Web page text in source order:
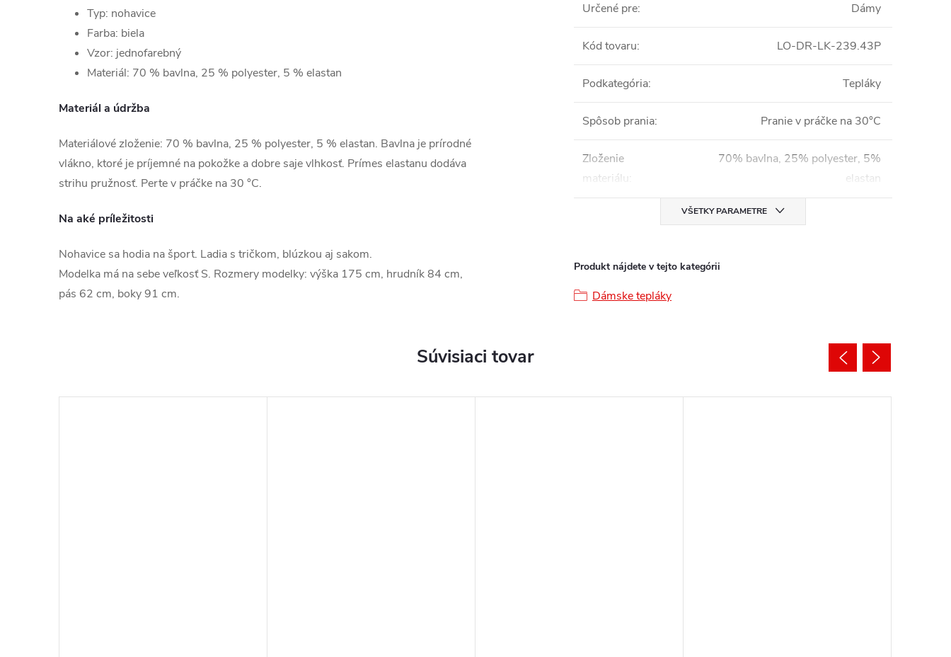
Typ: nohavice
Farba: biela
Vzor: jednofarebný
Materiál: 70 % bavlna, 25 % polyester, 5 % elastan
Materiál a údržba
Materiálové zloženie: 70 % bavlna, 25 % polyester, 5 % elastan. Bavlna je prírodné
vlákno, ktoré je príjemné na pokožke a dobre saje vlhkosť. Prímes elastanu dodáva
strihu pružnosť. Perte v práčke na 30 °C.
Na aké príležitosti
Nohavice sa hodia na šport. Ladia s tričkom, blúzkou aj sakom.
Modelka má na sebe veľkosť S. Rozmery modelky: výška 175 cm, hrudník 84 cm,
pás 62 cm, boky 91 cm.
Určené pre: Dámy
Kód tovaru: LO-DR-LK-239.43P
Podkategória: Tepláky
Spôsob prania: Pranie v práčke na 30°C
Zloženie
materiálu :
70% bavlna, 25% polyester, 5%
elastan
VŠETKY PARAMETRE
Produkt nájdete v tejto kategórii
Dámske tepláky
Súvisiaci tovar